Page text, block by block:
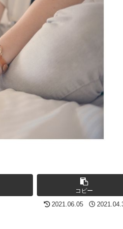
コピー
2021.06.05